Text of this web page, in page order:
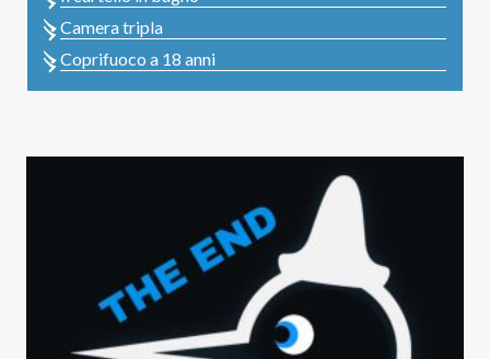
Camera tripla
Coprifuoco a 18 anni